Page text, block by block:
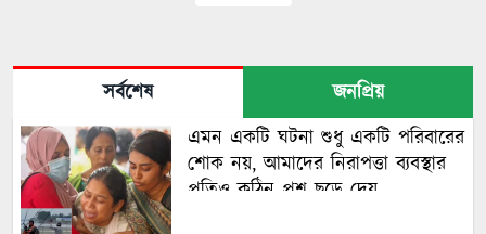
সর্বশেষ
জনপ্রিয়
এমন একটি ঘটনা শুধু একটি পরিবারের
শোক নয়, আমাদের নিরাপত্তা ব্যবস্থার
প্রতিও কঠিন প্রশ্ন ছুড়ে দেয়